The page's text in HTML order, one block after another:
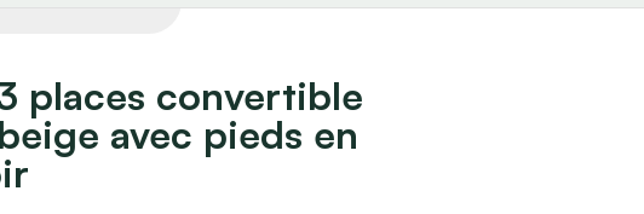
places convertible
avec pieds en